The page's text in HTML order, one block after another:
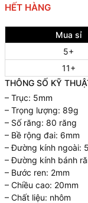
HẾT HÀNG
Mua sỉ
5+
11+
THÔNG SỐ KỸ
– Trục: 5mm
– Trọng lượng: 89g
– Số răng: 80 răng
– Bề rộng đai: 6mm
– Đường kính ngoài:
– Đường kính bánh
– Bước ren: 2mm
– Chiều cao: 20mm
– Chất liệu: nhôm